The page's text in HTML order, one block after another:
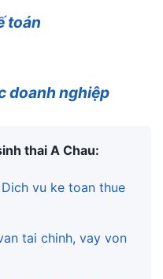
toán
doanh nghiệp
thai A Chau:
vu ke toan thue
tai chinh, vay von